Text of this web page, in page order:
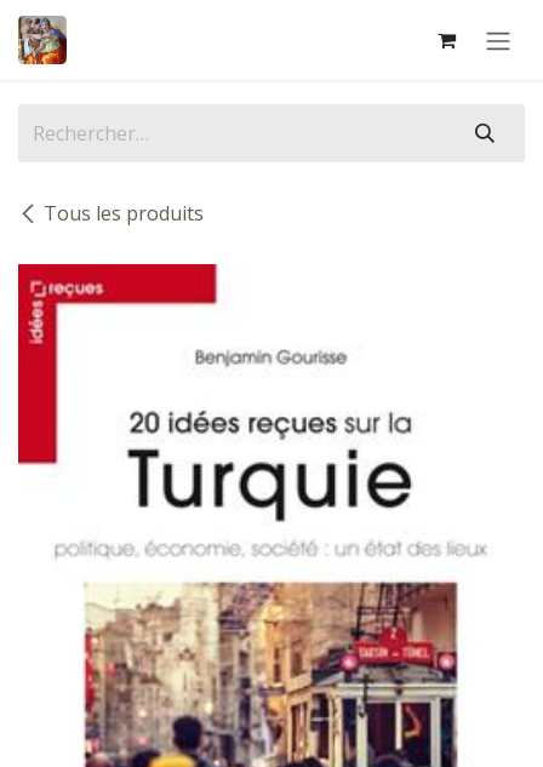
Se rendre au contenu
Tous les produits